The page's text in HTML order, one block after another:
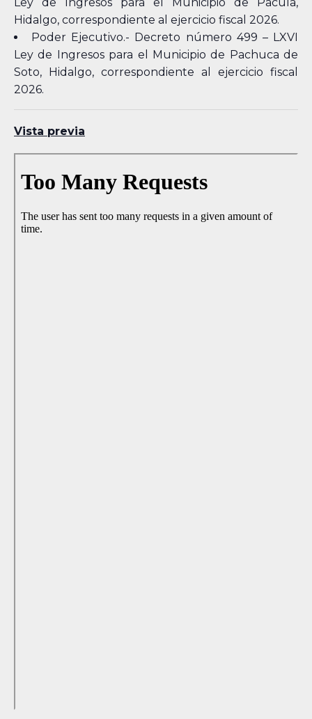
Hidalgo, correspondiente al ejercicio fiscal 2026.
Poder Ejecutivo.- Decreto número 499 – LXVI
Ley de Ingresos para el Municipio de Pachuca de
Soto, Hidalgo, correspondiente al ejercicio fiscal
2026.
Vista previa
to
content